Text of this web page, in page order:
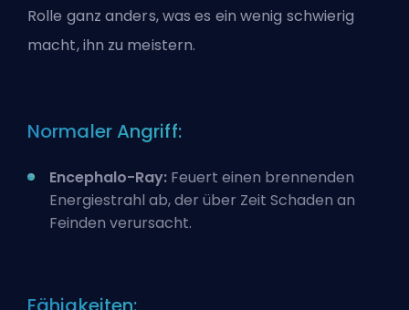
Rolle ganz anders, was es ein wenig schwierig
macht, ihn zu meistern.
Normaler Angriff:
Encephalo-Ray: Feuert einen brennenden
Energiestrahl ab, der über Zeit Schaden an
Feinden verursacht.